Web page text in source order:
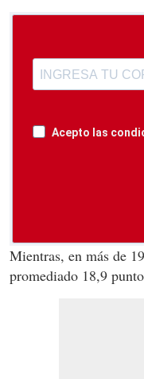
Acepto las
Mientras, en más de
promediado 18,9